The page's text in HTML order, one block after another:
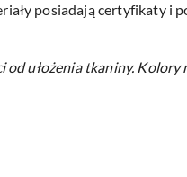
posiadają certyfikaty i
od ułożenia tkaniny. Kolory